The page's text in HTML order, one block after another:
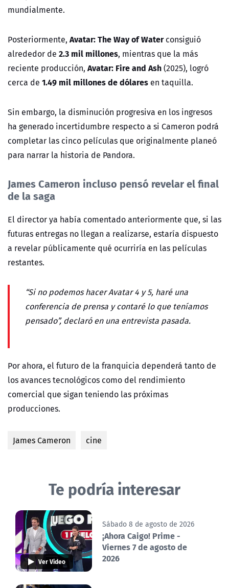
mundialmente.
Posteriormente, Avatar: The Way of Waterconsiguió
alrededor de 2.3 mil millones, mientras que la más
reciente producción, Avatar: Fire and Ash(2025), logró
cerca de 1.49 mil millones de dólares en taquilla.
Sin embargo, la disminución progresiva en los ingresos
ha generado incertidumbre respecto a si Cameron podrá
completar las cinco películas que originalmente planeó
para narrar la historia de Pandora.
James Cameron incluso pensó revelar el final
de la saga
El director ya había comentado anteriormente que, si las
futuras entregas no llegan a realizarse, estaría dispuesto
a revelar públicamente qué ocurriría en las películas
restantes.
“Si no podemos hacer Avatar 4 y 5, haré una
conferencia de prensa y contaré lo que teníamos
pensado”, declaró en una entrevista pasada.
Por ahora, el futuro de la franquicia dependerá tanto de
los avances tecnológicos como del rendimiento
comercial que sigan teniendo las próximas
producciones.
James Cameron cine
Te podría interesar
Ver Video
Sábado 8 de agosto de 2026
¡Ahora Caigo! Prime -
Viernes 7 de agosto de
2026